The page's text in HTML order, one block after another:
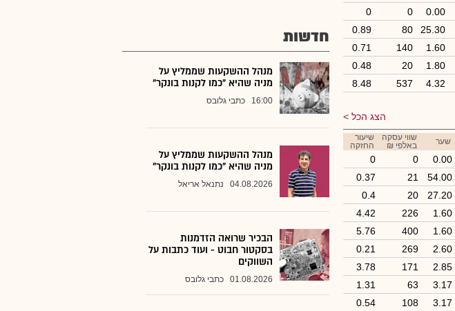
0.00
0
0
25.30
80
0.89
1.60
140
0.71
1.80
20
0.48
4.32
537
8.48
הצג הכל
שער
שווי עסקה
באלפי ₪
שיעור
החזקה
0.00
0
0
54.00
21
0.37
27.20
20
0.4
1.60
226
4.42
1.60
400
5.76
2.60
269
0.21
2.85
171
3.78
3.17
63
1.31
3.17
108
0.54
חדשות
מנהל ההשקעות שממליץ על
מניה שהיא "כמו לקנות בונקר"
16:00 כתבי גלובס
מנהל ההשקעות שממליץ על
מניה שהיא "כמו לקנות בונקר"
04.08.2026 נתנאל אריאל
הבכיר שרואה הזדמנות
בסקטור חבוט - ועוד כתבות על
השווקים
01.08.2026 כתבי גלובס